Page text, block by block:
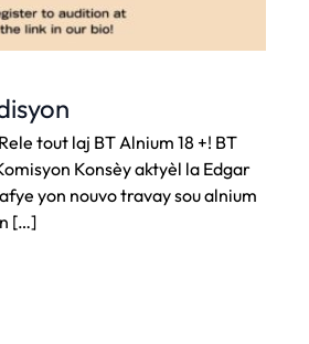
tout laj BT Alnium 18 +! BT
Konsèy aktyèl la Edgar
yon nouvo travay sou alnium
[…]